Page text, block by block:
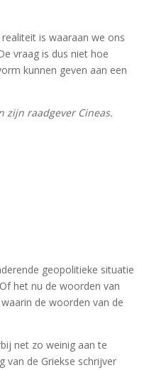
is waaraan we ons
vraag is dus niet hoe
kunnen geven aan een
zijn raadgever Cineas.
geopolitieke situatie
het nu de woorden van
de woorden van de
net zo weinig aan te
van de Griekse schrijver